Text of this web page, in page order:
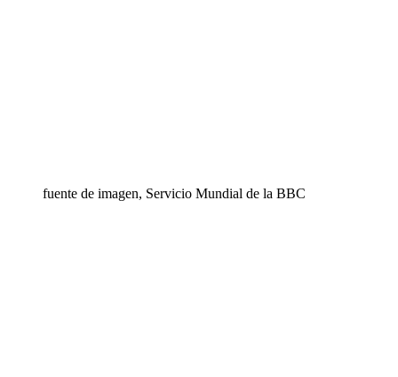
fuente de imagen, Servicio Mundial de la BBC